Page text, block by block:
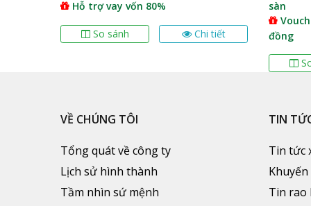
Hỗ trợ vay vốn 80%
So sánh Chi tiết
sàn
đồng
VỀ CHÚNG TÔI
Tổng quát về công ty
Lịch sử hình thành
Tầm nhìn sứ mệnh
TIN
Tin tức
Tin rao